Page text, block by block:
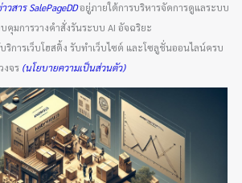
สาร SalePageDDอยู่ภายใต้การบริหารจัดการดูแลระบบ
คุมการวางคำสั่งรันระบบ AI อัจฉริยะ
ริการเว็บโฮสติ้ง รับทำเว็บไซต์ และโซลูชั่นออนไลน์ครบ
วงจร(นโยบายความเป็นส่วนตัว)